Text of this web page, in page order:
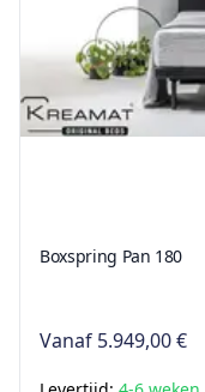
Boxspring Pan 180
Vanaf 5.949,00 €